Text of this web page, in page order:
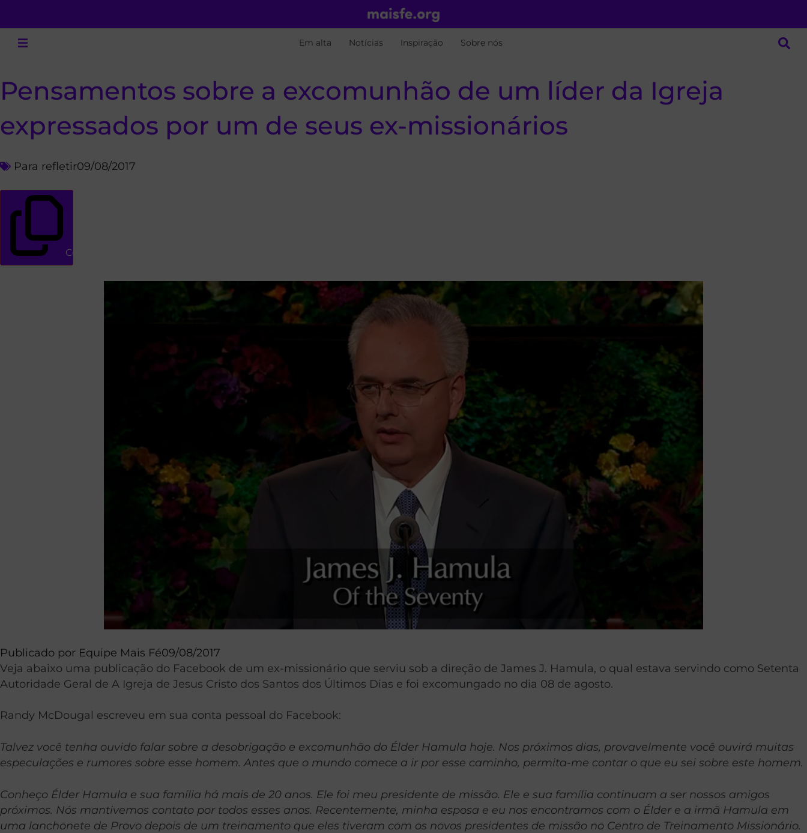
Em alta Notícias Inspiração Sobre nós
Pensamentos sobre a excomunhão de um líder da Igreja
expressados por um de seus ex-missionários
Para refletir09/08/2017
Copiar link
Publicado por Equipe Mais Fé09/08/2017
Veja abaixo uma publicação do Facebook de um ex-missionário que serviu sob a direção de James J. Hamula, o qual estava servindo como Setenta
Autoridade Geral de A Igreja de Jesus Cristo dos Santos dos Últimos Dias e foi excomungado no dia 08 de agosto.
Randy McDougal escreveu em sua conta pessoal do Facebook:
Talvez você tenha ouvido falar sobre a desobrigação e excomunhão do Élder Hamula hoje. Nos próximos dias, provavelmente você ouvirá muitas
especulações e rumores sobre esse homem. Antes que o mundo comece a ir por esse caminho, permita-me contar o que eu sei sobre este homem.
Conheço Élder Hamula e sua família há mais de 20 anos. Ele foi meu presidente de missão. Ele e sua família continuam a ser nossos amigos
próximos. Nós mantivemos contato por todos esses anos. Recentemente, minha esposa e eu nos encontramos com o Élder e a irmã Hamula em
uma lanchonete de Provo depois de um treinamento que eles tiveram com os novos presidentes de missão no Centro de Treinamento Missionário.